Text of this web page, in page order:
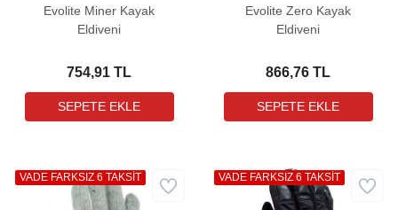
Evolite Miner Kayak
Eldiveni
754,91 TL
Evolite Zero Kayak
Eldiveni
866,76 TL
VADE FARKSIZ 6 TAKSİT VADE FARKSIZ 6 TAKSİT